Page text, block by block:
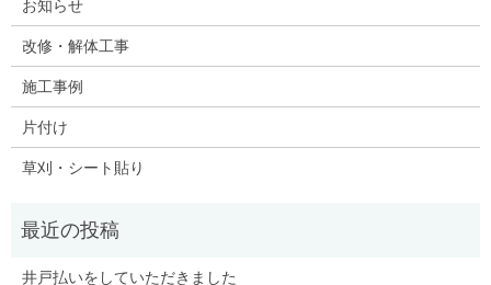
お知らせ
改修・解体工事
施工事例
片付け
草刈・シート貼り
井戸払いをしていただきました